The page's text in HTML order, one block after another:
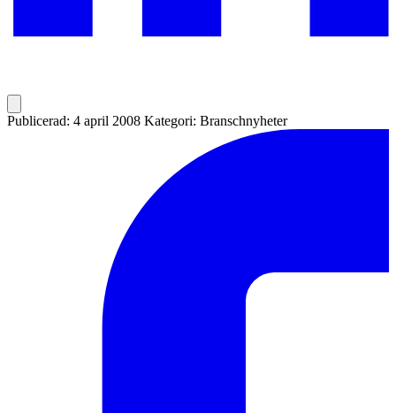
Publicerad: 4 april 2008 Kategori: Branschnyheter